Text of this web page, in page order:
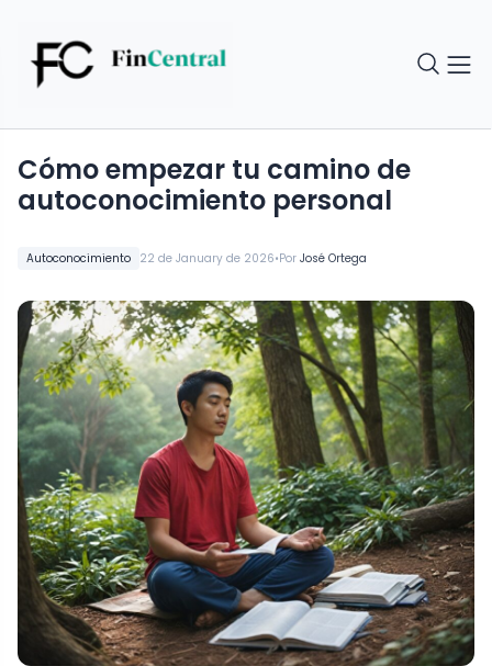
Autoconocimiento 22 de January de 2026•Por José Ortega
Cómo empezar tu camino de
autoconocimiento personal